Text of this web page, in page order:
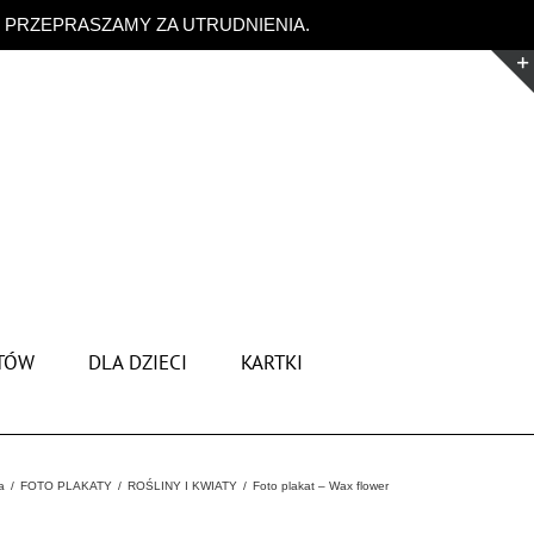
ZA UTRUDNIENIA.
DLA DZIECI KARTKI
FOTO PLAKATY ROŚLINY I KWIATY Foto plakat – Wax flower